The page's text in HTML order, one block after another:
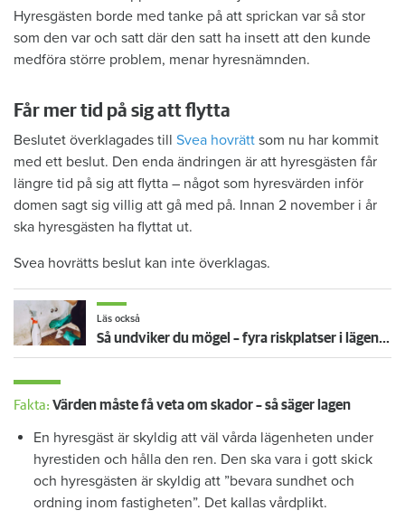
Hyresgästen borde med tanke på att sprickan var så stor
som den var och satt där den satt ha insett att den kunde
medföra större problem, menar hyresnämnden.
Får mer tid på sig att flytta
Beslutet överklagades till Svea hovrätt som nu har kommit
med ett beslut. Den enda ändringen är att hyresgästen får
längre tid på sig att flytta – något som hyresvärden inför
domen sagt sig villig att gå med på. Innan 2 november i år
ska hyresgästen ha flyttat ut.
Svea hovrätts beslut kan inte överklagas.
Läs också
Så undviker du mögel – fyra riskplatser i lägenheten: ”Måste städa bort”
Fakta: Värden måste få veta om skador – så säger lagen
En hyresgäst är skyldig att väl vårda lägenheten under
hyrestiden och hålla den ren. Den ska vara i gott skick
och hyresgästen är skyldig att ”bevara sundhet och
ordning inom fastigheten”. Det kallas vårdplikt.